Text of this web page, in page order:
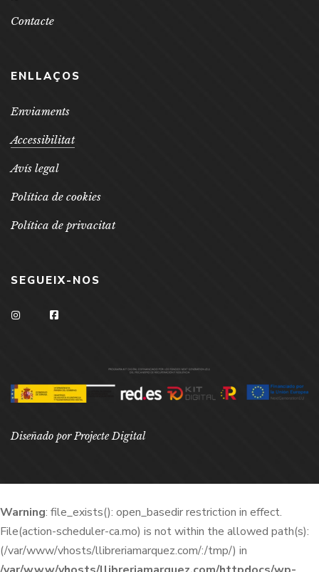
Contacte
ENLLAÇOS
Enviaments
Accessibilitat
Avís legal
Política de cookies
Política de privacitat
SEGUEIX-NOS
Diseñado por Projecte Digital
Warning: file_exists(): open_basedir restriction in effect.
File(action-scheduler-ca.mo) is not within the allowed path(s):
(/var/www/vhosts/llibreriamarquez.com/:/tmp/) in